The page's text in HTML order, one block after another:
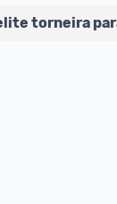
torneira